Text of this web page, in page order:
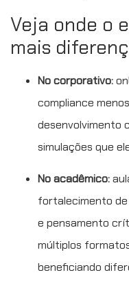
Veja onde o
mais
No corporativo:
compliance
desenvolvimento
simulações que
No acadêmico:
fortalecimento
e pensamento
múltiplos
beneficiando